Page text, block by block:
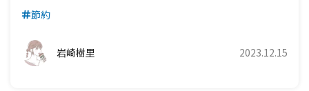
節約
岩崎樹里 2023.12.15